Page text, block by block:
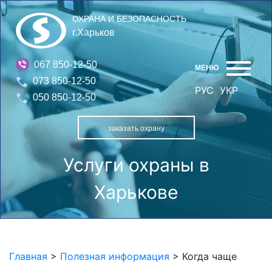
ОХРАНА И БЕЗОПАСНОСТЬ
г.Харьков
067 850-12-50
073 850-12-50
050 850-12-50
МЕНЮ
РУС УКР
заказать охрану
Услуги охраны в
Харькове
Главная > Полезная информация > Когда чаще